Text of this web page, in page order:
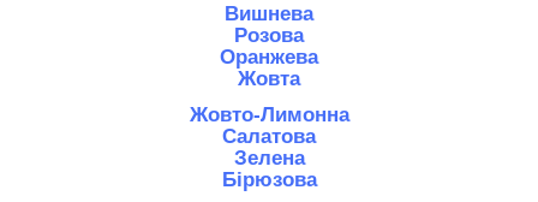
Вишнева
Розова
Оранжева
Жовта
Жовто-Лимонна
Салатова
Зелена
Бірюзова